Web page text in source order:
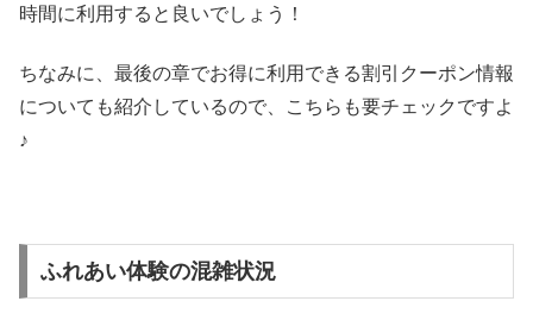
時間に利用すると良いでしょう！
ちなみに、最後の章でお得に利用できる割引クーポン情報
についても紹介しているので、こちらも要チェックですよ
♪
ふれあい体験の混雑状況